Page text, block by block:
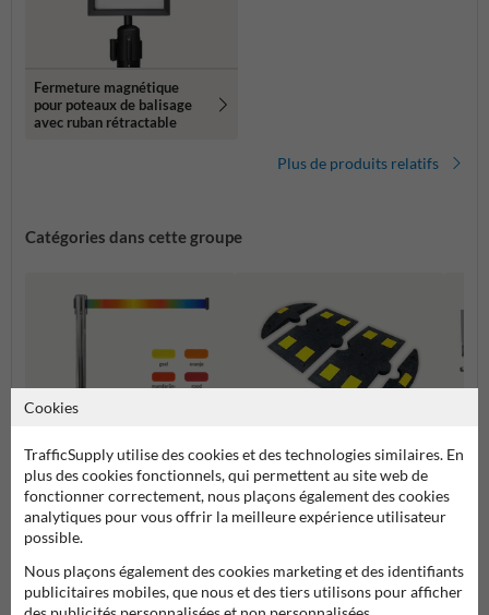
Fermeture magnétique
pour poteaux de balisage
avec ruban rétractable
Plus de produits relatifs
Catégories dans cette groupe
Poteau de séparation
Ralentisseurs et Dos d'Âne
Parkings et aménagements des routes
Cookies
TrafficSupply utilise des cookies et des technologies similaires. En
plus des cookies fonctionnels, qui permettent au site web de
fonctionner correctement, nous plaçons également des cookies
analytiques pour vous offrir la meilleure expérience utilisateur
possible.
Nous plaçons également des cookies marketing et des identifiants
publicitaires mobiles, que nous et des tiers utilisons pour afficher